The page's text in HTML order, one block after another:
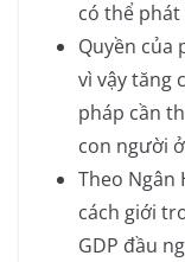
có thể phát
Quyền của
vì vậy tăng
pháp cần
con người
Theo Ngân
cách giới
GDP đầu